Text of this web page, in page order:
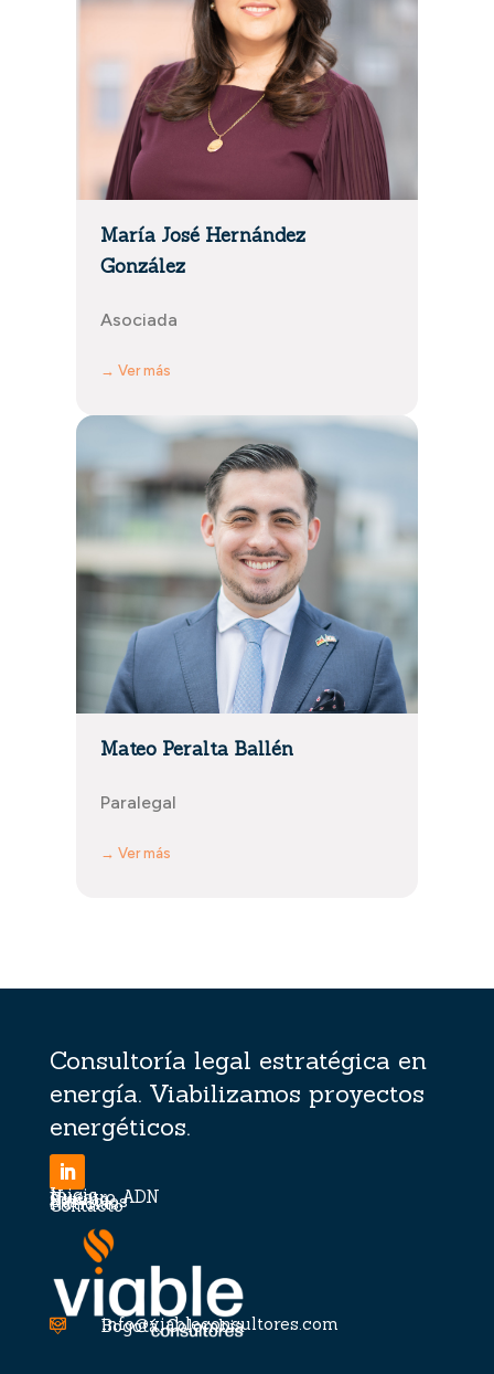
María José Hernández
González
Asociada
→ Ver más
Mateo Peralta Ballén
Paralegal
→ Ver más
Consultoría legal estratégica en
energía. Viabilizamos proyectos
energéticos.
Inicio
Nuestro ADN
Equipo
Servicios
Noticias
Contacto
 info@viableconsultores.com
 Bogotá, Colombia